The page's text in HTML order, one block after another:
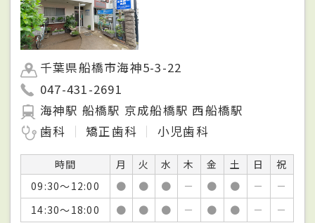
千葉県船橋市海神5-3-22
047-431-2691
海神駅 船橋駅 京成船橋駅 西船橋駅
歯科
矯正歯科 小児歯科
時間 月 火 水 木 金 土 日
祝
09:30～12:00
● ● ● － ● ● －
－
14:30～18:00
● ● ● － ● ● － －